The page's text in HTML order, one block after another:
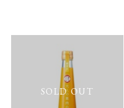
SOLD OUT